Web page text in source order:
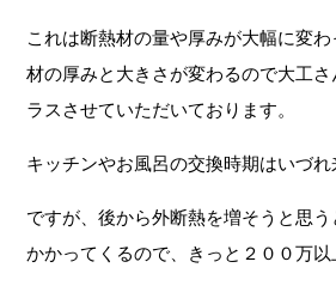
これは断熱材の量や厚みが大幅に変
材の厚みと大きさが変わるので大工
ラスさせていただいております。
キッチンやお風呂の交換時期はいづれ
ですが、後から外断熱を増そうと思
かかってくるので、きっと２００万以